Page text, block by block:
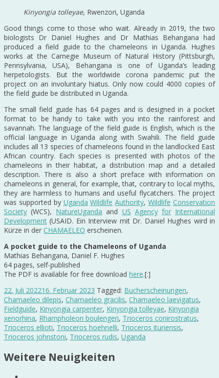
Kinyongia tolleyae, Rwenzori, Uganda
Good things come to those who wait. Already in 2019, the two
biologists Dr Daniel Hughes and Dr Mathias Behangana had
produced a field guide to the chameleons in Uganda. Hughes
works at the Carnegie Museum of Natural History (Pittsburgh,
Pennsylvania, USA), Behangana is one of Uganda’s leading
herpetologists. But the worldwide corona pandemic put the
project on an involuntary hiatus. Only now could 4000 copies of
the field guide be distributed in Uganda.
The small field guide has 64 pages and is designed in a pocket
format to be handy to take with you into the rainforest and
savannah. The language of the field guide is English, which is the
official language in Uganda along with Swahili. The field guide
includes all 13 species of chameleons found in the landlocked East
African country. Each species is presented with photos of the
chameleons in their habitat, a distribution map and a detailed
description. There is also a short preface with information on
chameleons in general, for example, that, contrary to local myths,
they are harmless to humans and useful flycatchers. The project
was supported by Uganda Wildlife Authority,Wildlife Conservation
Society (WCS), NatureUganda and US Agency for International
Development (USAID. Ein Interview mit Dr. Daniel Hughes wird in
Kürze in der CHAMAELEO erscheinen.
A pocket guide to the Chameleons of Uganda
Mathias Behangana, Daniel F. Hughes
64 pages, self-published
The PDF is available for free download here.[:]
22. Juli 202216. Februar 2023 Tagged: Bucherscheinungen,
Chamaeleo dilepis, Chamaeleo gracilis, Chamaeleo laevigatus,
Fieldguide, Kinyongia carpenter, Kinyongia tolleyae, Kinyongia
xenorhina, Rhampholeon boulengeri, Trioceros conirostratus,
Trioceros ellioti, Trioceros hoehnelli, Trioceros ituriensis,
Trioceros johnstoni, Trioceros rudis, Uganda
Weitere Neuigkeiten